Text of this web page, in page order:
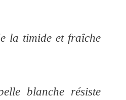
la timide et fraîche
blanche résiste